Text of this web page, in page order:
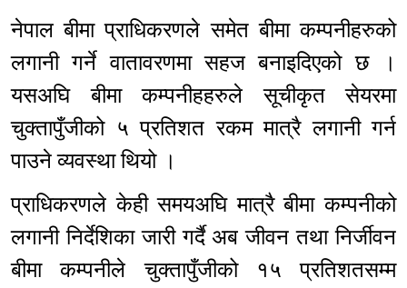
नेपाल बीमा प्राधिकरणले समेत बीमा कम्पनीहरुको
लगानी गर्ने वातावरणमा सहज बनाइदिएको छ ।
यसअघि बीमा कम्पनीहहरुले सूचीकृत सेयरमा
चुक्तापुँजीको ५ प्रतिशत रकम मात्रै लगानी गर्न
पाउने व्यवस्था थियो ।
प्राधिकरणले केही समयअघि मात्रै बीमा कम्पनीको
लगानी निर्देशिका जारी गर्दै अब जीवन तथा निर्जीवन
बीमा कम्पनीले चुक्तापुँजीको १५ प्रतिशतसम्म